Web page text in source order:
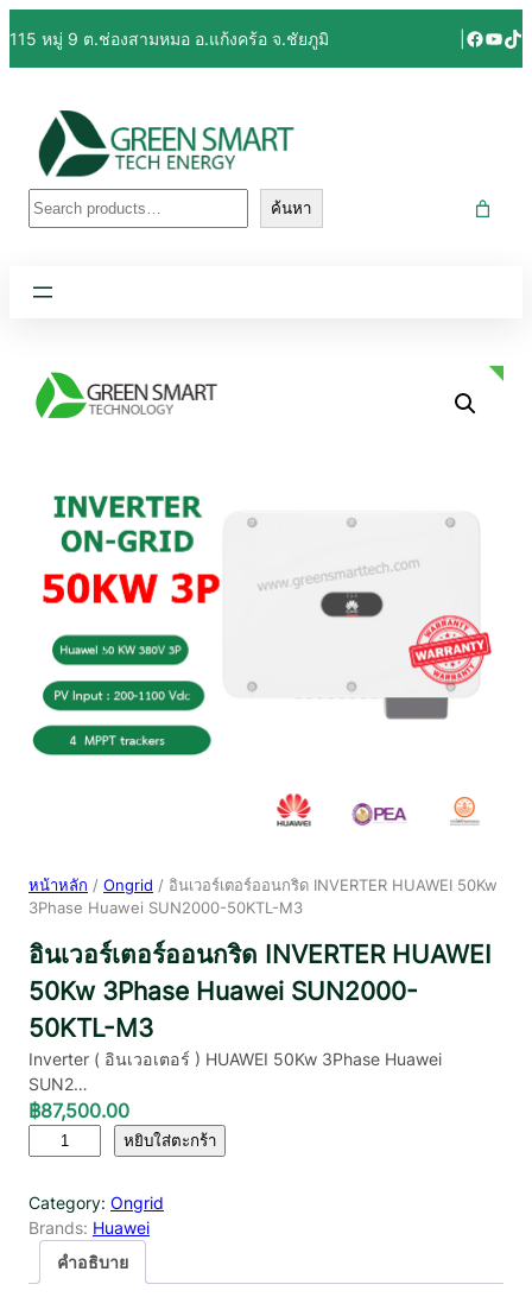
115 หมู่ 9 ต.ช่องสามหมอ อ.แก้งคร้อ จ.ชัยภูมิ
ค้นหา ค้นหา
หน้าหลัก / Ongrid / อินเวอร์เตอร์ออนกริด INVERTER HUAWEI 50Kw
3Phase Huawei SUN2000-50KTL-M3
อินเวอร์เตอร์ออนกริด INVERTER HUAWEI
50Kw 3Phase Huawei SUN2000-
50KTL-M3
Inverter ( อินเวอเตอร์ ) HUAWEI 50Kw 3Phase Huawei
SUN2…
฿87,500.00
น
น
อิ
เ
หยิบใส่ตะกร้า
Category: Ongrid
Brands: Huawei
คำอธิบาย